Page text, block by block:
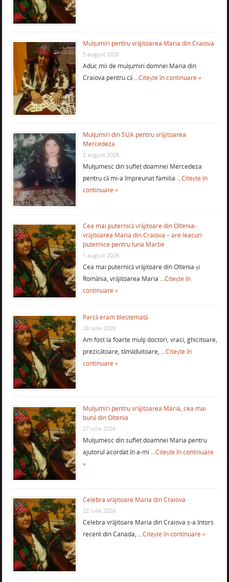
Mulţumiri pentru vrăjitoarea Maria din Craiova
5 august 2026
Aduc mii de mulţumiri domnei Maria din
Craiova pentru că …Citește în continuare »
Mulţumiri din SUA pentru vrăjitoarea
Mercedeza
2 august 2026
Mulţumesc din suflet doamnei Mercedeza
pentru că mi-a împreunat familia …Citește în
continuare »
Cea mai puternică vrăjitoare din Oltenia-
vrăjitoarea Maria din Craiova – are leacuri
puternice pentru luna Martie
1 august 2026
Cea mai puternică vrăjitoare din Oltenia și
România, vrăjitoarea Maria …Citește în
continuare »
Parcă eram blestemată
28 iulie 2026
Am fost la foarte mulţi doctori, vraci, ghicitoare,
prezicătoare, tămăduitoare, …Citește în
continuare »
Mulţumiri pentru vrăjitoarea Maria, cea mai
bună din Oltenia
27 iulie 2026
Mulţumesc din suflet doamnei Maria pentru
ajutorul acordat în a-mi …Citește în continuare
»
Celebra vrăjitoare Maria din Craiova
22 iulie 2026
Celebra vrăjitoare Maria din Craiova s-a întors
recent din Canada, …Citește în continuare »